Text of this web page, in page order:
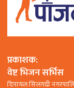
प्रकाशक:
वेष्ट भिजन सर्भिस
दिपायल सिलगढी